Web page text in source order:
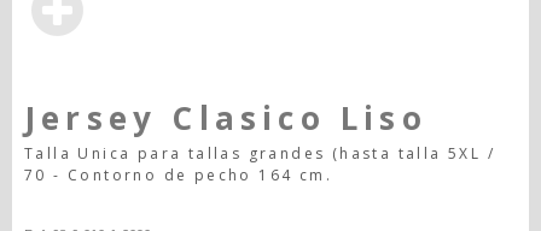
Jersey Clasico Liso
Talla Unica para tallas grandes (hasta talla 5XL /
70 - Contorno de pecho 164 cm.